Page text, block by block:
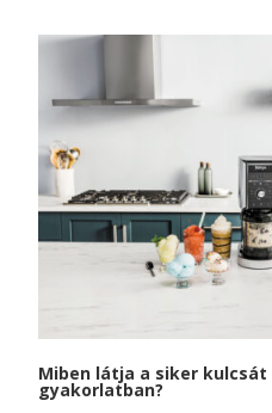
Miben látja a siker kulcsát
gyakorlatban?